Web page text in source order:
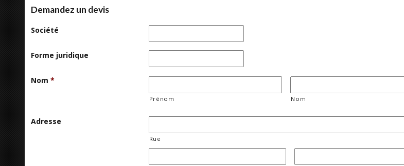
Demandez un devis
Société
Forme juridique
Nom *
Prénom Nom
Adresse
Rue